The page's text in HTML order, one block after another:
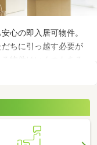
心の即入居可物件。
ちに引っ越す必要が
物件はいくつもある
たうえで決めましょ